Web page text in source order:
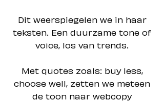
Dit weerspiegelen we in haar
teksten. Een duurzame tone of
voice, los van trends.
Met quotes zoals: buy less,
choose well, zetten we meteen
de toon naar webcopy